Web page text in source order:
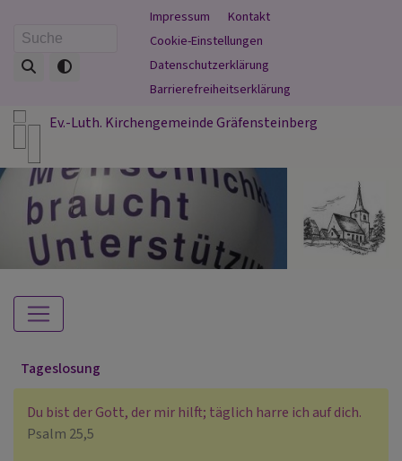
zum
Suche
Fußbereichsmenü
Impressum
Kontakt
Cookie-Einstellungen
Datenschutzerklärung
Barrierefreiheitserklärung
Ev.-Luth. Kirchengemeinde Gräfensteinberg
Hauptnavigation
Tageslosung
Du bist der Gott, der mir hilft; täglich harre ich auf dich.
Psalm 25,5